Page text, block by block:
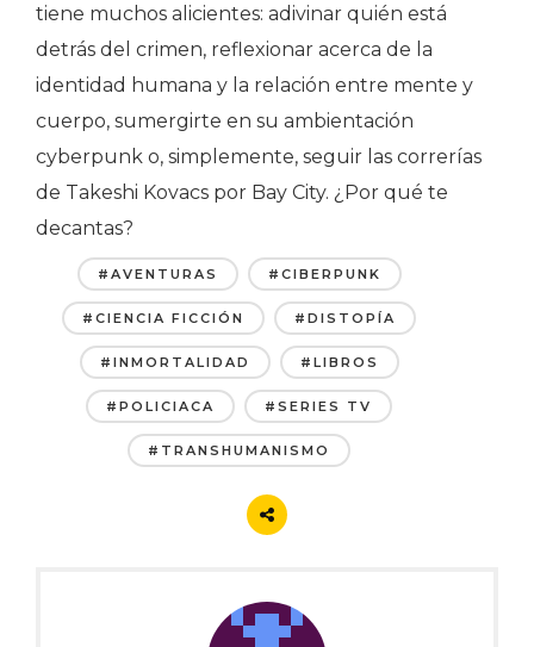
tiene muchos alicientes: adivinar quién está
detrás del crimen, reflexionar acerca de la
identidad humana y la relación entre mente y
cuerpo, sumergirte en su ambientación
cyberpunk o, simplemente, seguir las correrías
de Takeshi Kovacs por Bay City. ¿Por qué te
decantas?
#AVENTURAS #CIBERPUNK
#CIENCIA FICCIÓN #DISTOPÍA
#INMORTALIDAD #LIBROS
#POLICIACA #SERIES TV
#TRANSHUMANISMO